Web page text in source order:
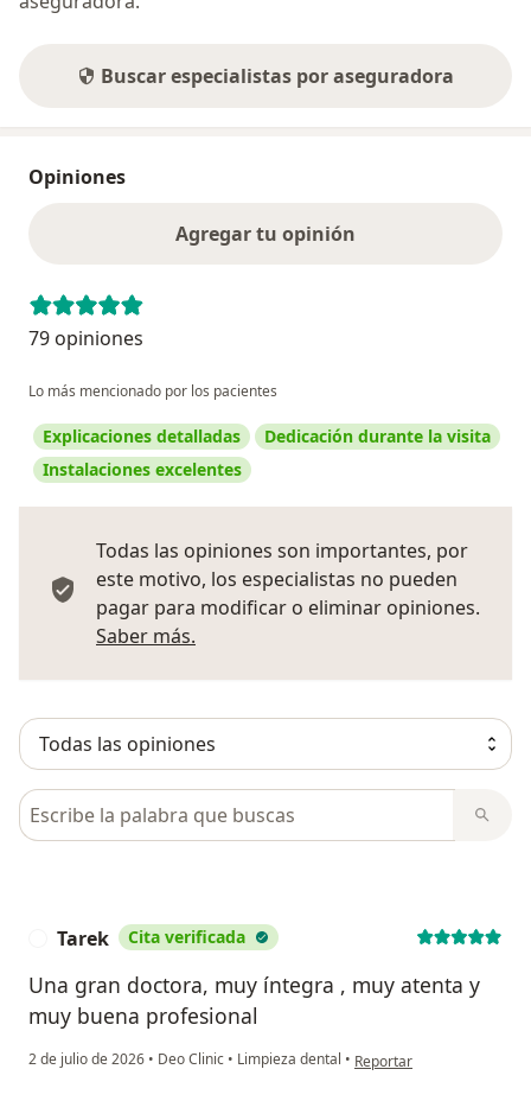
Buscar especialistas por aseguradora
Opiniones
Agregar tu opinión
79 opiniones
Lo más mencionado por los pacientes
Explicaciones detalladas
Dedicación durante la visita
Instalaciones excelentes
Todas las opiniones son importantes, por
este motivo, los especialistas no pueden
pagar para modificar o eliminar opiniones.
Saber más.
Busca en opiniones
Tarek Cita verificada
Una gran doctora, muy íntegra , muy atenta y
muy buena profesional
2 de julio de 2026 • Deo Clinic • Limpieza dental • en opinión del usuario
Reportar